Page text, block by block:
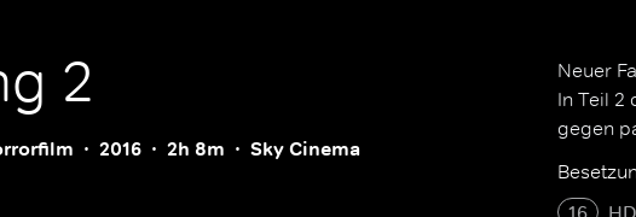
2
2016 2h 8m Sky Cinema
Neuer
In Teil 2
gegen
16
HD